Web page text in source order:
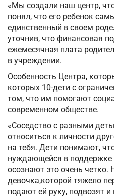
«Мы создали наш центр,
понял, что его ребенок
единственный в своем
уточнив, что финансовая
ежемесячная плата
в учреждении.
Особенность Центра,
которых 10-дети с
том, что им помогают
современном обществе.
«Соседство с разными
относиться к личности
на тебя. Дети понимают,
нуждающейся в поддержке
осознают это очень четко.
девочка,которой тяжело
подают ей руку, подвозят